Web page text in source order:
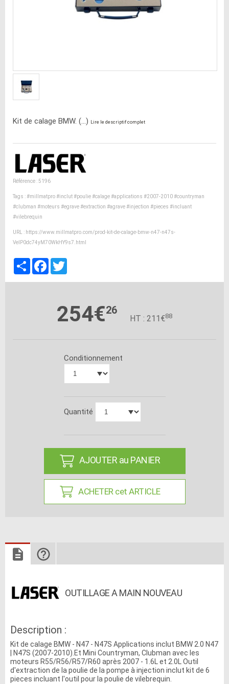
Kit de calage BMW. (...) Lire le descriptif complet
Référence : 5196
Tags :#millmatpro#inclut#poulie#calage#applications #2007-2010#countryman
#clubman #moteurs #egrave#extraction #agrave#injection #pieces #incluant
#vilebrequin
URL : https://www.millmatpro.com/prod-kit-de-calage-bmw-n47-n47s-
VelP0dc74yM70WkHY9s7.html
PartagerFacebook
254€26
HT : 211€88
Conditionnement
Quantité
AJOUTER au PANIER
ACHETER cet ARTICLE
OUTILLAGE A MAIN NOUVEAU
Description :
Kit de calage BMW - N47 - N47S Applications inclut BMW 2.0 N47
| N47S (2007-2010).Et Mini Countryman, Clubman avec les
moteurs R55/R56/R57/R60 après 2007 - 1.6L et 2.0L Outil
d'extraction de la poulie de la pompe à injection inclut kit de 6
pieces incluant l'outil pour la poulie de vilebrequin.